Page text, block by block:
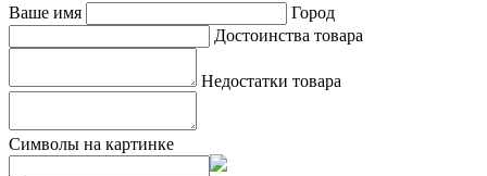
Ваше имя
Город
Достоинства товара
Недостатки товара
Символы на картинке